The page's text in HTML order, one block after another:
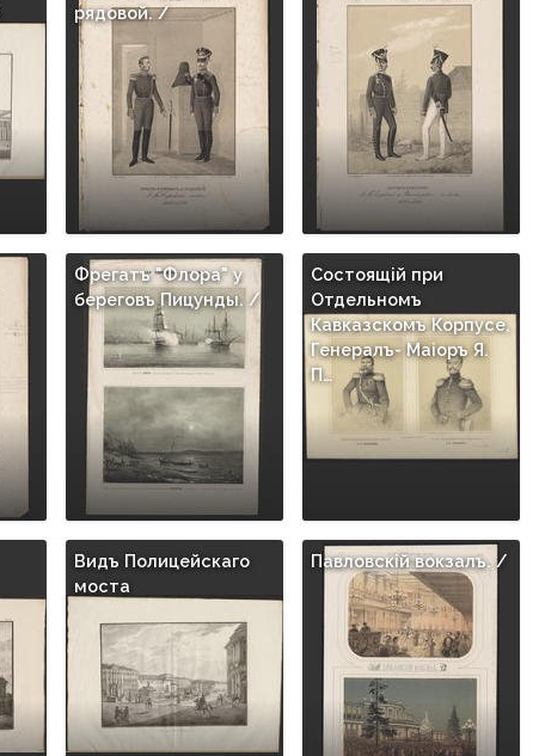
рядовой. /
Фрегатъ "Флора" у
береговъ Пицунды. /
Состоящiй при
Отдельномъ
Кавказскомъ Корпусе,
Генералъ- Маiоръ Я.
П…
Видъ Полицейскаго
моста
Павловскiй вокзалъ. /